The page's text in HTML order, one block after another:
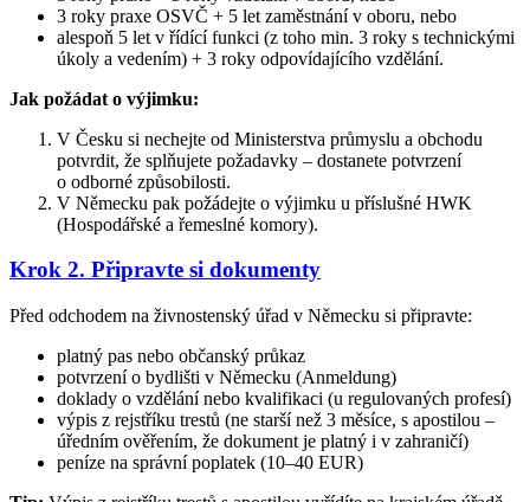
3 roky praxe OSVČ + 5 let zaměstnání v oboru, nebo
alespoň 5 let v řídící funkci (z toho min. 3 roky s technickými
úkoly a vedením) + 3 roky odpovídajícího vzdělání.
Jak požádat o výjimku:
V Česku si nechejte od Ministerstva průmyslu a obchodu
potvrdit, že splňujete požadavky – dostanete potvrzení
o odborné způsobilosti.
V Německu pak požádejte o výjimku u příslušné HWK
(Hospodářské a řemeslné komory).
Krok 2. Připravte si dokumenty
Před odchodem na živnostenský úřad v Německu si připravte:
platný pas nebo občanský průkaz
potvrzení o bydlišti v Německu (Anmeldung)
doklady o vzdělání nebo kvalifikaci (u regulovaných profesí)
výpis z rejstříku trestů (ne starší než 3 měsíce, s apostilou –
úředním ověřením, že dokument je platný i v zahraničí)
peníze na správní poplatek (10–40 EUR)